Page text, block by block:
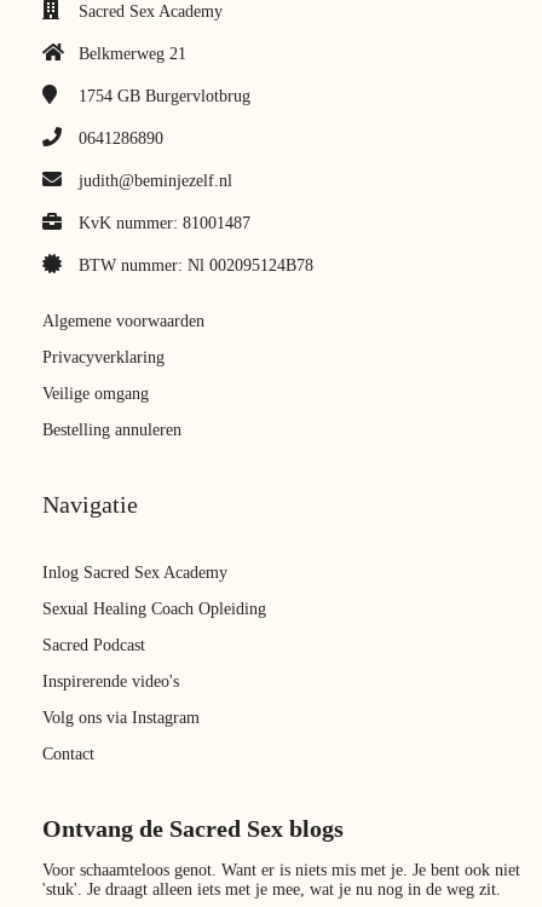
Sacred Sex Academy
Belkmerweg 21
1754 GB Burgervlotbrug
0641286890
judith@beminjezelf.nl
KvK nummer: 81001487
BTW nummer: Nl 002095124B78
Algemene voorwaarden
Privacyverklaring
Veilige omgang
Bestelling annuleren
Navigatie
Inlog Sacred Sex Academy
Sexual Healing Coach Opleiding
Sacred Podcast
Inspirerende video's
Volg ons via Instagram
Contact
Ontvang de Sacred Sex blogs
Voor schaamteloos genot. Want er is niets mis met je. Je bent ook niet
'stuk'. Je draagt alleen iets met je mee, wat je nu nog in de weg zit.